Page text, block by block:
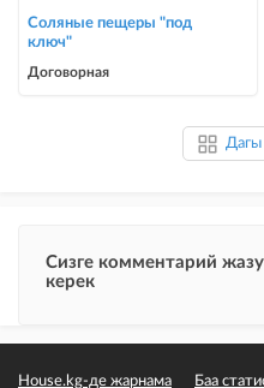
Соляные пещеры "под
ключ"
Договорная
Дагы
Сизге комментарий
керек
House.kg-де жарнама Баа